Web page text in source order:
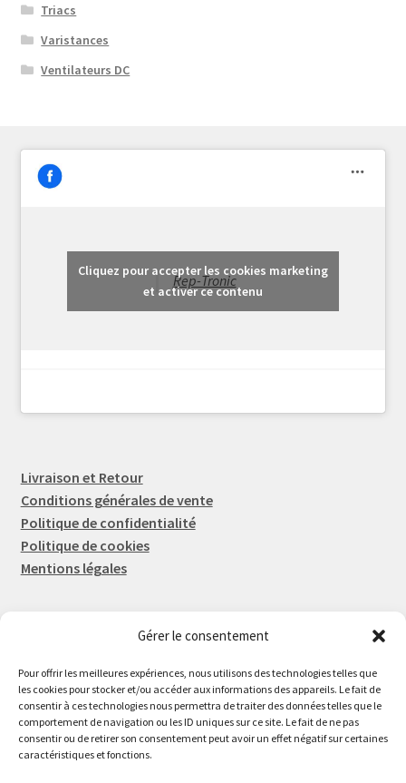
Gérer le consentement
Pour offrir les meilleures expériences, nous utilisons des technologies telles que
les cookies pour stocker et/ou accéder aux informations des appareils. Le fait de
consentir à ces technologies nous permettra de traiter des données telles que le
comportement de navigation ou les ID uniques sur ce site. Le fait de ne pas
consentir ou de retirer son consentement peut avoir un effet négatif sur certaines
caractéristiques et fonctions.
Triacs
Varistances
Ventilateurs DC
Rep-Tronic
Cliquez pour accepter les cookies marketing
et activer ce contenu
Livraison et Retour
Conditions générales de vente
Politique de confidentialité
Politique de cookies
Mentions légales
Eric FORTIER EI
16 Rue de l'Espérance
14600 Honfleur
02 61 82 01 89